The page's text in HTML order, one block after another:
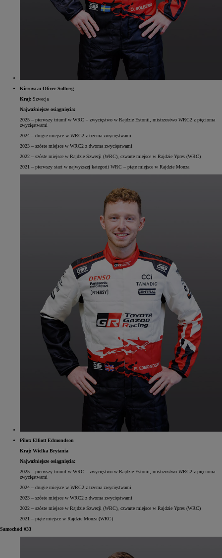
Kierowca: Oliver Solberg
Kraj: Szwecja
Najważniejsze osiągnięcia:
2025 – pierwszy triumf w WRC – zwycięstwo w Rajdzie Estonii, mistrzostwo WRC2 z pięcioma
zwycięstwami
2024 – drugie miejsce w WRC2 z trzema zwycięstwami
2023 – szóste miejsce w WRC2 z dwoma zwycięstwami
2022 – szóste miejsce w Rajdzie Szwecji (WRC), czwarte miejsce w Rajdzie Ypres (WRC)
2021 – pierwszy start w najwyższej kategorii WRC – piąte miejsce w Rajdzie Monza
Pilot: Elliott Edmondson
Kraj: Wielka Brytania
Najważniejsze osiągnięcia:
2025 – pierwszy triumf w WRC – zwycięstwo w Rajdzie Estonii, mistrzostwo WRC2 z pięcioma
zwycięstwami
2024 – drugie miejsce w WRC2 z trzema zwycięstwami
2023 – szóste miejsce w WRC2 z dwoma zwycięstwami
2022 – szóste miejsce w Rajdzie Szwecji (WRC), czwarte miejsce w Rajdzie Ypres (WRC)
2021 – piąte miejsce w Rajdzie Monza (WRC)
Samochód #33